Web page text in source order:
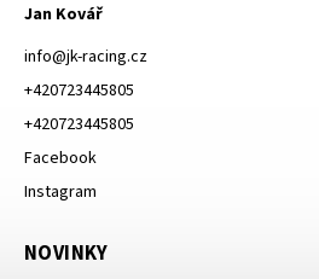
Jan Kovář
info@jk-racing.cz
+420723445805
+420723445805
Facebook
Instagram
NOVINKY